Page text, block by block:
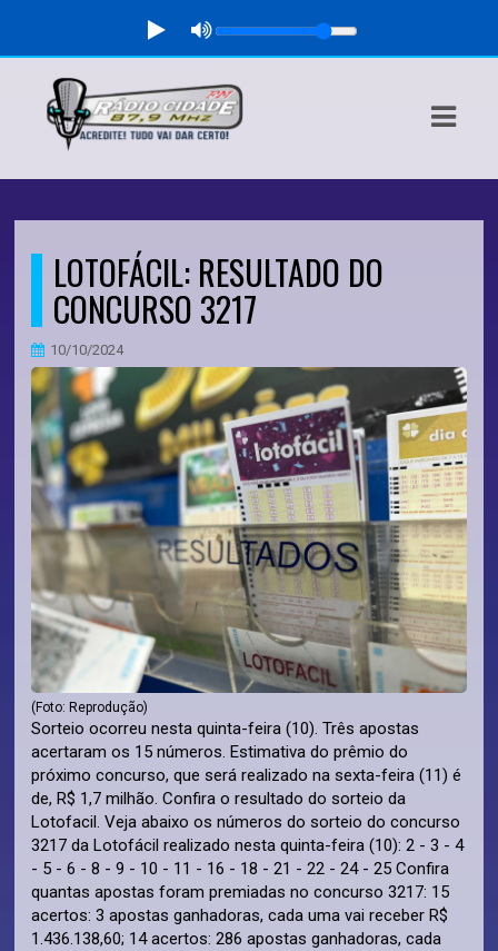
LOTOFÁCIL: RESULTADO DO
CONCURSO 3217
10/10/2024
(Foto: Reprodução)
Sorteio ocorreu nesta quinta-feira (10). Três apostas
acertaram os 15 números. Estimativa do prêmio do
próximo concurso, que será realizado na sexta-feira (11) é
de, R$ 1,7 milhão. Confira o resultado do sorteio da
Lotofacil. Veja abaixo os números do sorteio do concurso
3217 da Lotofácil realizado nesta quinta-feira (10): 2 - 3 - 4
- 5 - 6 - 8 - 9 - 10 - 11 - 16 - 18 - 21 - 22 - 24 - 25 Confira
quantas apostas foram premiadas no concurso 3217: 15
acertos: 3 apostas ganhadoras, cada uma vai receber R$
1.436.138,60; 14 acertos: 286 apostas ganhadoras, cada